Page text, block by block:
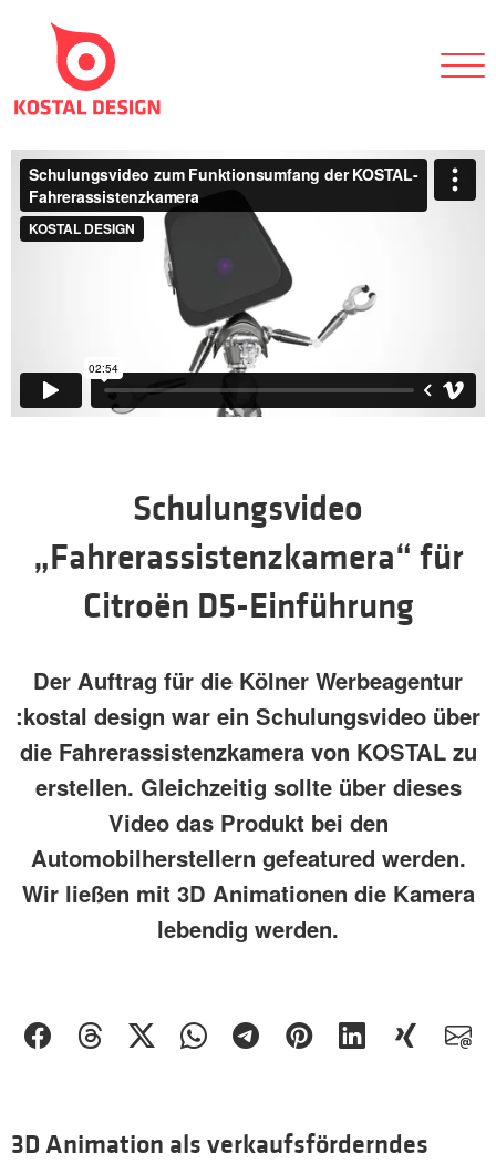
Schulungsvideo
„Fahrerassistenzkamera“ für
Citroën D5-Einführung
Der Auftrag für die Kölner Werbeagentur
:kostal design war ein Schulungsvideo über
die Fahrerassistenzkamera von KOSTAL zu
erstellen. Gleichzeitig sollte über dieses
Video das Produkt bei den
Automobilherstellern gefeatured werden.
Wir ließen mit 3D Animationen die Kamera
lebendig werden.
3D Animation als verkaufsförderndes